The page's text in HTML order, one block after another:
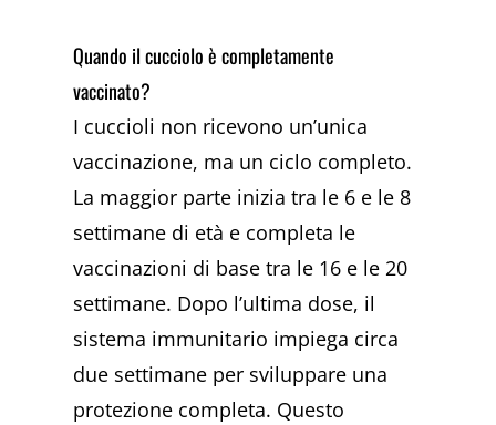
Quando il cucciolo è completamente
vaccinato?
I cuccioli non ricevono un’unica
vaccinazione, ma un ciclo completo.
La maggior parte inizia tra le 6 e le 8
settimane di età e completa le
vaccinazioni di base tra le 16 e le 20
settimane. Dopo l’ultima dose, il
sistema immunitario impiega circa
due settimane per sviluppare una
protezione completa. Questo